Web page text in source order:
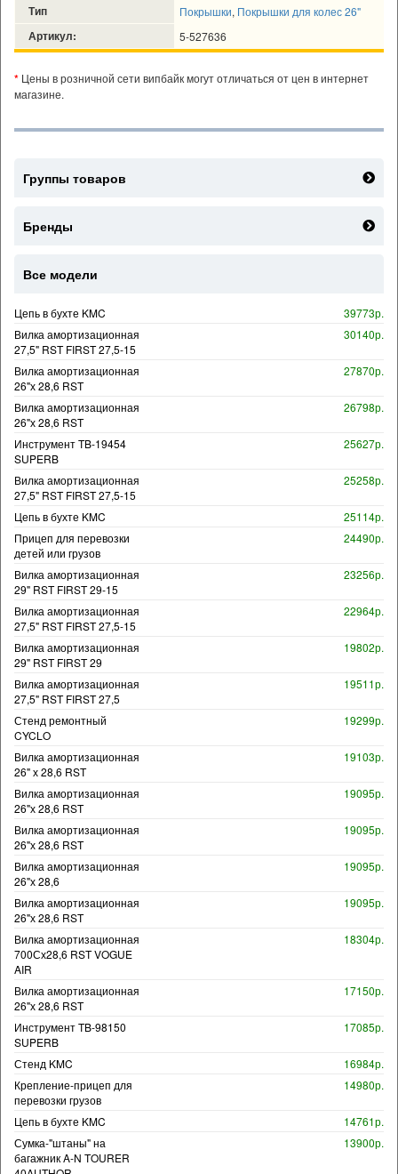
Тип Покрышки, Покрышки для колес 26"
Артикул: 5-527636
* Цены в розничной сети випбайк могут отличаться от цен в интернет
магазине.
Группы товаров
Бренды
Все модели
Цепь в бухте KMC
39773р.
Вилка амортизационная
27,5" RST FIRST 27,5-15
30140р.
Вилка амортизационная
26"х 28,6 RST
27870р.
Вилка амортизационная
26"х 28,6 RST
26798р.
Инструмент TB-19454
SUPERB
25627р.
Вилка амортизационная
27,5" RST FIRST 27,5-15
25258р.
Цепь в бухте KMC
25114р.
Прицеп для перевозки
детей или грузов
24490р.
Вилка амортизационная
29" RST FIRST 29-15
23256р.
Вилка амортизационная
27,5" RST FIRST 27,5-15
22964р.
Вилка амортизационная
29" RST FIRST 29
19802р.
Вилка амортизационная
27,5" RST FIRST 27,5
19511р.
Стенд ремонтный
CYCLO
19299р.
Вилка амортизационная
26" х 28,6 RST
19103р.
Вилка амортизационная
26"х 28,6 RST
19095р.
Вилка амортизационная
26"х 28,6 RST
19095р.
Вилка амортизационная
26"х 28,6
19095р.
Вилка амортизационная
26"х 28,6 RST
19095р.
Вилка амортизационная
700Сх28,6 RST VOGUE
AIR
18304р.
Вилка амортизационная
26"х 28,6 RST
17150р.
Инструмент TB-98150
SUPERB
17085р.
Стенд KMC
16984р.
Крепление-прицеп для
перевозки грузов
14980р.
Цепь в бухте KMC
14761р.
Сумка-"штаны" на
багажник A-N TOURER
13900р.